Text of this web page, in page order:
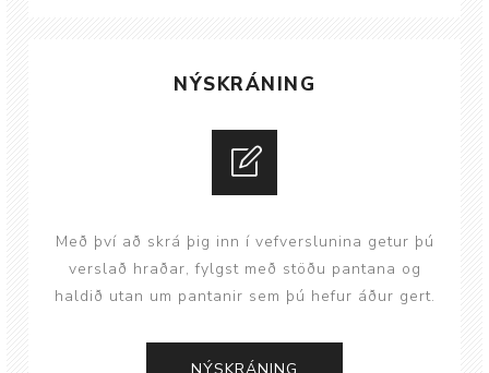
NÝSKRÁNING
Með því að skrá þig inn í vefverslunina getur þú
verslað hraðar, fylgst með stöðu pantana og
haldið utan um pantanir sem þú hefur áður gert.